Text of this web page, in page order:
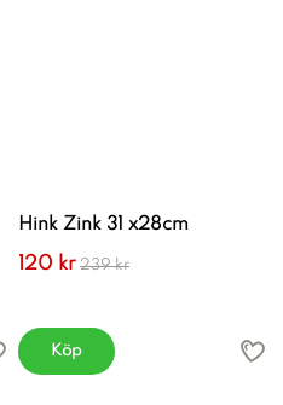
Hink Zink 31 x28cm
120 kr 239 kr
Köp